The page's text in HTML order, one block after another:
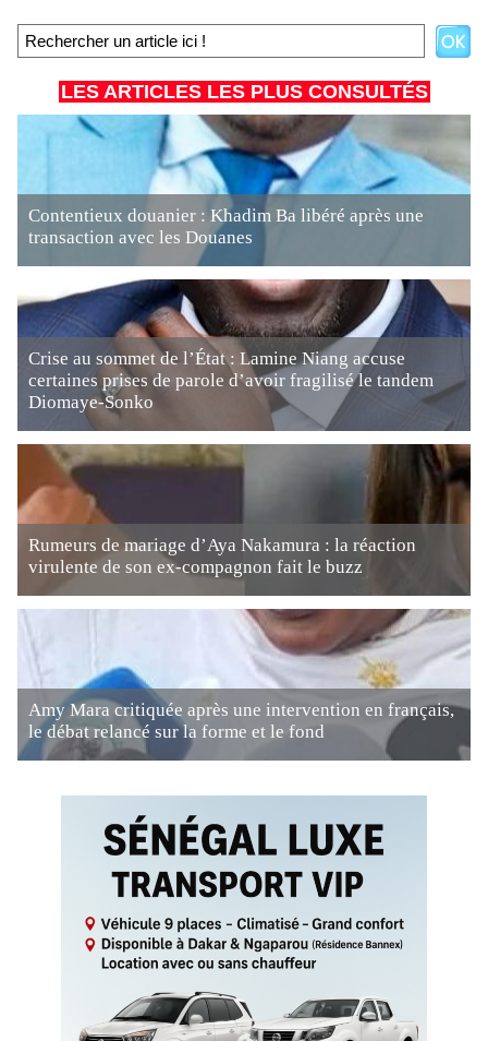
LES ARTICLES LES PLUS CONSULTÉS
Contentieux douanier : Khadim Ba libéré après une
transaction avec les Douanes
Crise au sommet de l’État : Lamine Niang accuse
certaines prises de parole d’avoir fragilisé le tandem
Diomaye-Sonko
Rumeurs de mariage d’Aya Nakamura : la réaction
virulente de son ex-compagnon fait le buzz
Amy Mara critiquée après une intervention en français,
le débat relancé sur la forme et le fond